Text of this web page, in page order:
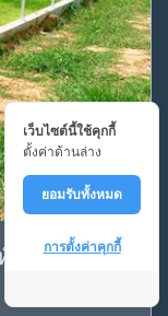
วไป
เว็บไซต์นี้ใช้คุกกี้
ตั้งค่าด้านล่าง
ยอมรับทั้งหมด
การตั้งค่าคุกกี้